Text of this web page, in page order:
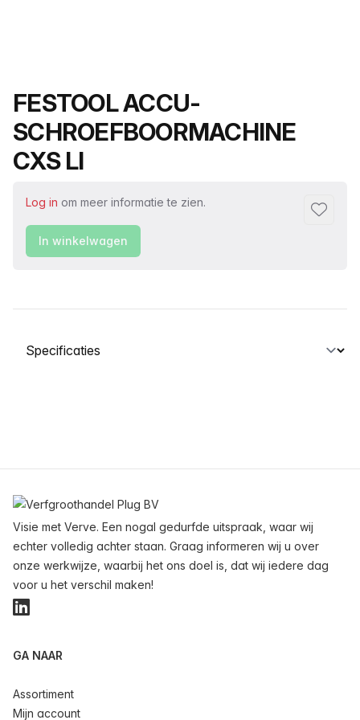
Productnaam
FESTOOL ACCU-
SCHROEFBOORMACHINE
CXS LI
Log in om meer informatie te zien.
In winkelwagen
Selecteer een tabblad
Visie met Verve. Een nogal gedurfde uitspraak, waar wij
echter volledig achter staan. Graag informeren wij u over
onze werkwijze, waarbij het ons doel is, dat wij iedere dag
voor u het verschil maken!
LinkedIn
GA NAAR
Assortiment
Mijn account